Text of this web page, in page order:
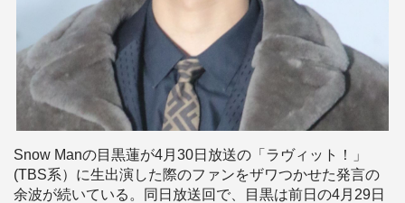
Snow Manの目黒蓮が4月30日放送の「ラヴィット！」
(TBS系）に生出演した際のファンをザワつかせた発言の
余波が続いている。同日放送回で、目黒は前日の4月29日